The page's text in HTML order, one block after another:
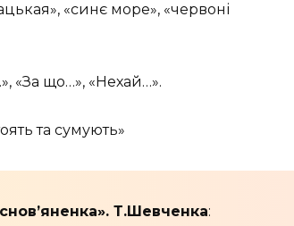
«синє море», «червоні
«За що…», «Нехай…».
та сумують»
Т.Шевченка: